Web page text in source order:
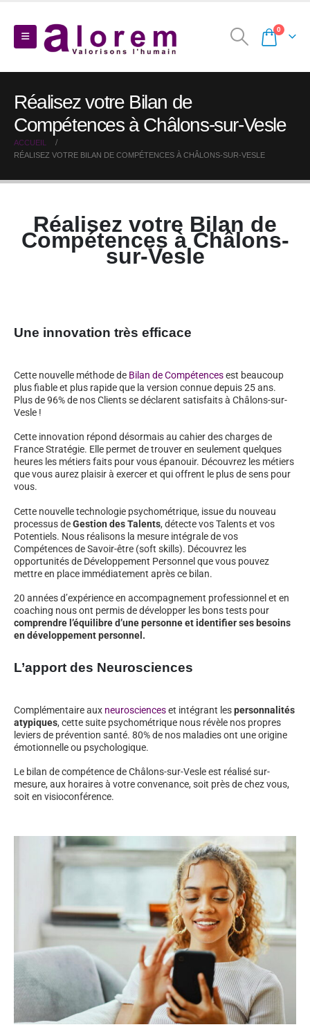
0
Réalisez votre Bilan de
Compétences à Châlons-sur-Vesle
ACCUEIL
RÉALISEZ VOTRE BILAN DE COMPÉTENCES À CHÂLONS-SUR-VESLE
Réalisez votre Bilan de
Compétences à Châlons-
sur-Vesle
Une innovation très efficace
Cette nouvelle méthode de Bilan de Compétencesest beaucoup
plus fiable et plus rapide que la version connue depuis 25 ans.
Plus de 96% de nos Clients se déclarent satisfaits à Châlons-sur-
Vesle !
Cette innovation répond désormais au cahier des charges de
France Stratégie. Elle permet de trouver en seulement quelques
heures les métiers faits pour vous épanouir. Découvrez les métiers
que vous aurez plaisir à exercer et qui offrent le plus de sens pour
vous.
Cette nouvelle technologie psychométrique, issue du nouveau
processus deGestion des Talents, détecte vos Talents et vos
Potentiels. Nous réalisons la mesure intégrale de vos
Compétences de Savoir-être (soft skills). Découvrez les
opportunités de Développement Personnel que vous pouvez
mettre en place immédiatement après ce bilan.
20 années d’expérience en accompagnement professionnel et en
coaching nous ont permis de développer les bons tests pour
comprendre l’équilibre d’une personne et identifier ses besoins
en développement personnel.
L’apport des Neurosciences
Complémentaire aux neuroscienceset intégrant lespersonnalités
atypiques, cette suite psychométrique nous révèle nos propres
leviers de prévention santé. 80% de nos maladies ont une origine
émotionnelle ou psychologique.
Le bilan de compétence de Châlons-sur-Vesle est réalisé sur-
mesure, aux horaires à votre convenance, soit près de chez vous,
soit en visioconférence.